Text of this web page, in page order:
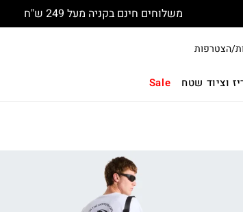
משלוחים חינם בקניה מעל 249 ש"ח
הצטרפות
וציוד שטח Sale